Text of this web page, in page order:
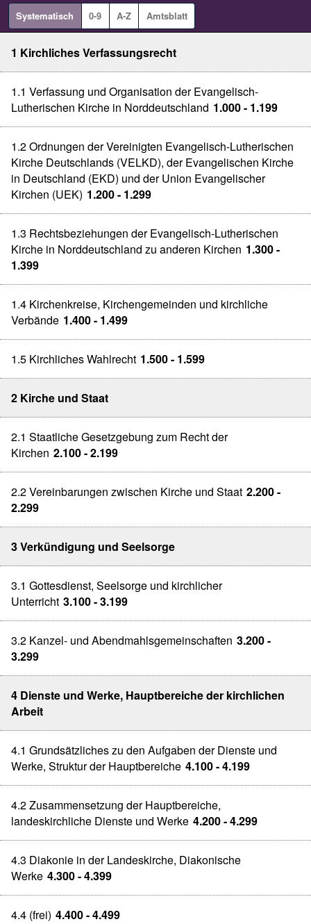
Systematisch 0-9 A-Z Amtsblatt
1 Kirchliches Verfassungsrecht
1.1 Verfassung und Organisation der Evangelisch-
Lutherischen Kirche in Norddeutschland 1.000 - 1.199
1.2 Ordnungen der Vereinigten Evangelisch-Lutherischen
Kirche Deutschlands (VELKD), der Evangelischen Kirche
in Deutschland (EKD) und der Union Evangelischer
Kirchen (UEK) 1.200 - 1.299
1.3 Rechtsbeziehungen der Evangelisch-Lutherischen
Kirche in Norddeutschland zu anderen Kirchen 1.300 -
1.399
1.4 Kirchenkreise, Kirchengemeinden und kirchliche
Verbände 1.400 - 1.499
1.5 Kirchliches Wahlrecht 1.500 - 1.599
2 Kirche und Staat
2.1 Staatliche Gesetzgebung zum Recht der
Kirchen 2.100 - 2.199
2.2 Vereinbarungen zwischen Kirche und Staat 2.200 -
2.299
3 Verkündigung und Seelsorge
3.1 Gottesdienst, Seelsorge und kirchlicher
Unterricht 3.100 - 3.199
3.2 Kanzel- und Abendmahlsgemeinschaften 3.200 -
3.299
4 Dienste und Werke, Hauptbereiche der kirchlichen
Arbeit
4.1 Grundsätzliches zu den Aufgaben der Dienste und
Werke, Struktur der Hauptbereiche 4.100 - 4.199
4.2 Zusammensetzung der Hauptbereiche,
landeskirchliche Dienste und Werke 4.200 - 4.299
4.3 Diakonie in der Landeskirche, Diakonische
Werke 4.300 - 4.399
4.4 (frei) 4.400 - 4.499